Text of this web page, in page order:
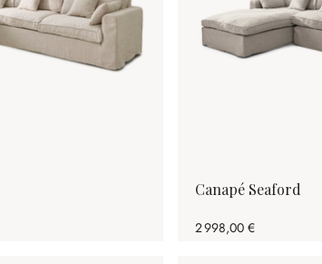
Canapé Seaford
2 998,00 €